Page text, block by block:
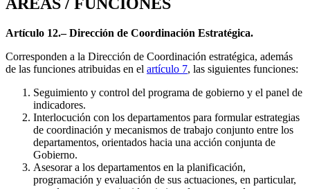
ÁREAS / FUNCIONES
Artículo 12.– Dirección de Coordinación Estratégica.
Corresponden a la Dirección de Coordinación estratégica, además
de las funciones atribuidas en el artículo 7, las siguientes funciones:
Seguimiento y control del programa de gobierno y el panel de
indicadores.
Interlocución con los departamentos para formular estrategias
de coordinación y mecanismos de trabajo conjunto entre los
departamentos, orientados hacia una acción conjunta de
Gobierno.
Asesorar a los departamentos en la planificación,
programación y evaluación de sus actuaciones, en particular,